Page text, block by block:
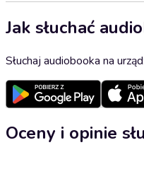
Jak słuchać
Słuchaj audiobooka na
Oceny i opinie